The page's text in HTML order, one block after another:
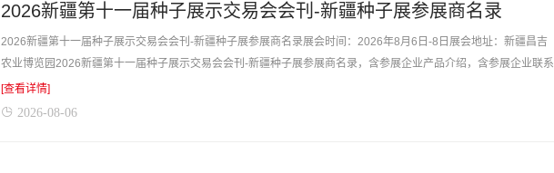
2026新疆第十一届种子展示交易会会刊-新疆种子展参展商名录
2026新疆第十一届种子展示交易会会刊-新疆种子展参展商名录展会时间：2026年8月6日-8日展会地址：新疆昌吉
农业博览园2026新疆第十一届种子展示交易会会刊-新疆种子展参展商名录，含参展企业产品介绍，含参展企业联系
方式等，是你寻找项目、产品与厂商货源的最佳...
[查看详情]
2026-08-06